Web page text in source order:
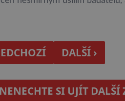
DALŠÍ ›
NENECHTE SI UJÍT